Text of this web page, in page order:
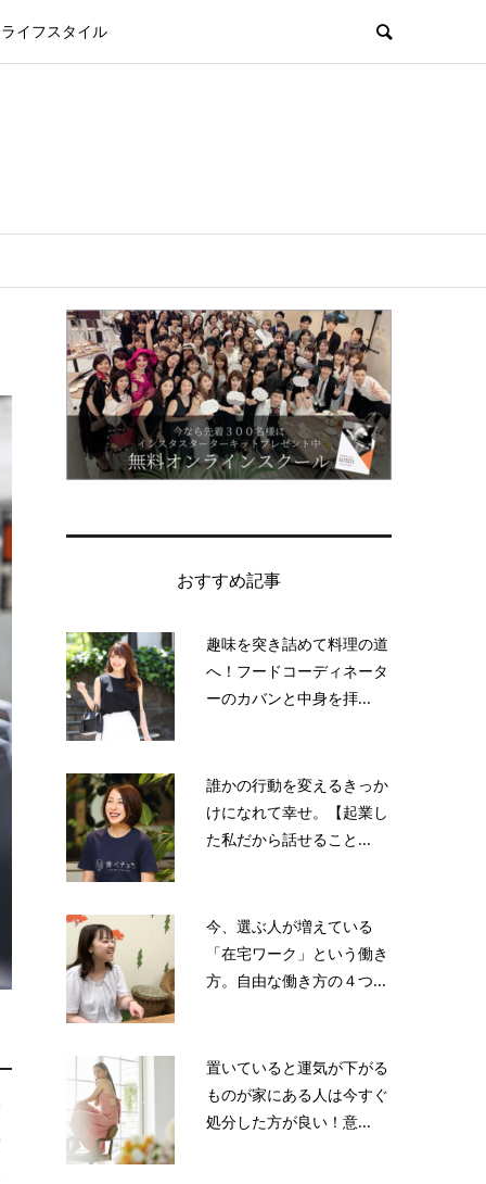
ライフスタイル
おすすめ記事
趣味を突き詰めて料理の道
へ！フードコーディネータ
ーのカバンと中身を拝...
誰かの行動を変えるきっか
けになれて幸せ。【起業し
た私だから話せること...
今、選ぶ人が増えている
「在宅ワーク」という働き
方。自由な働き方の４つ...
置いていると運気が下がる
ものが家にある人は今すぐ
処分した方が良い！意...